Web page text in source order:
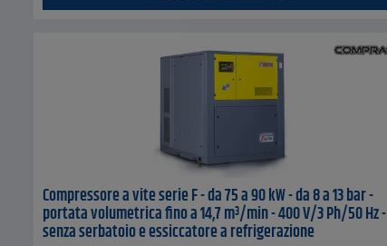
Compressore a vite serie F - da 75 a 90 kW - da 8 a 13 bar -
portata volumetrica fino a 14,7 m³/min - 400 V/3 Ph/50 Hz -
senza serbatoio e essiccatore a refrigerazione